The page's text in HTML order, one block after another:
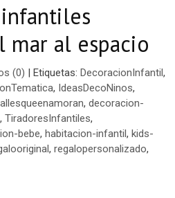
mar al espacio
(0) | Etiquetas: DecoracionInfantil,
, IdeasDecoNinos,
, decoracion-
, TiradoresInfantiles,
bebe, habitacion-infantil, kids-
, regalopersonalizado,